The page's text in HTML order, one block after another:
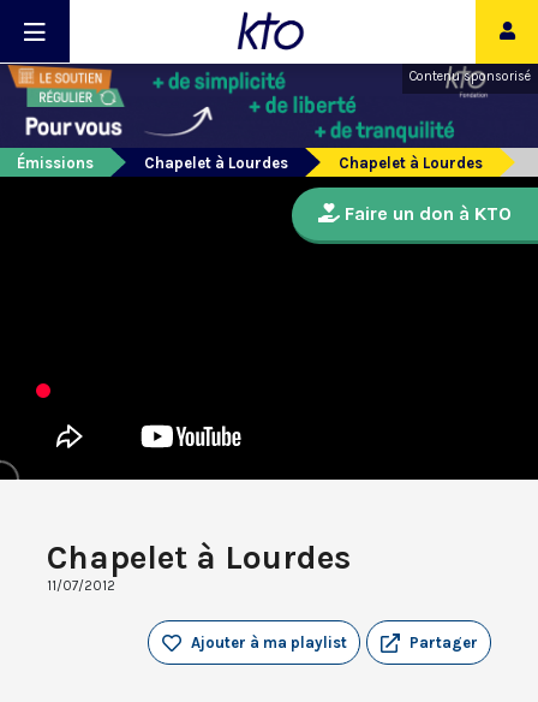
Contenu sponsorisé
Émissions Chapelet à Lourdes Chapelet à Lourdes
Chapelet à Lourdes
11/07/2012
Partager
Ajouter à ma playlist
Faire un don à KTO